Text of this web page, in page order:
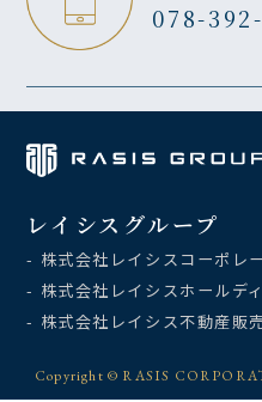
078-
レイシスグループ
- 株式会社レイシスコーポレ
- 株式会社レイシスホールデ
- 株式会社レイシス不動産販
Copyright © RASIS